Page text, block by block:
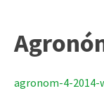
agronom-4-2014-